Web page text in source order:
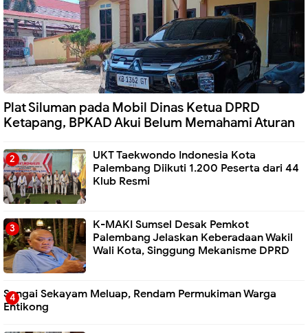
Plat Siluman pada Mobil Dinas Ketua DPRD
Ketapang, BPKAD Akui Belum Memahami Aturan
UKT Taekwondo Indonesia Kota
Palembang Diikuti 1.200 Peserta dari 44
Klub Resmi
K-MAKI Sumsel Desak Pemkot
Palembang Jelaskan Keberadaan Wakil
Wali Kota, Singgung Mekanisme DPRD
Sungai Sekayam Meluap, Rendam Permukiman Warga
Entikong